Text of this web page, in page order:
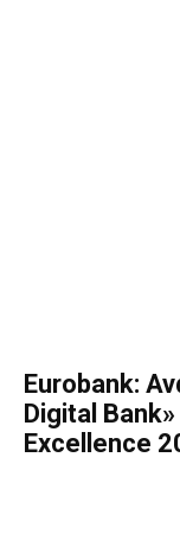
Eurobank:
Digital
Excellence